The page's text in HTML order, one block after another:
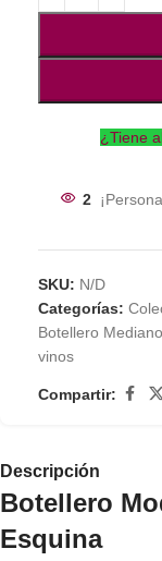
¿Tiene
2
SKU: N/D
Categorías:
Botellero Mediano
vinos
Compartir:
Descripción
Botellero
Esquina